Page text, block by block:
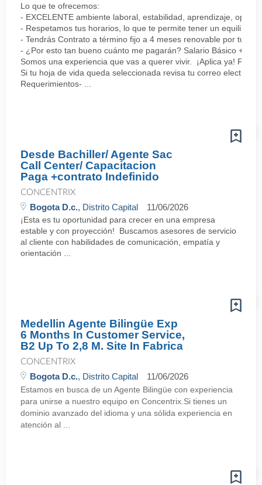
Lo que te ofrecemos:
- EXCELENTE ambiente laboral, estabilidad, aprendizaje,
- Respetamos tus horarios, lo que te permite tener un equilibrio
- Tendrás Contrato a término fijo a 4 meses renovable por tu
- ¿Por esto tan bueno cuánto me pagarán? Salario Básico +
Somos una experiencia que vas a querer vivir. ¡Aplica ya!
Si tu hoja de vida queda seleccionada revisa tu correo
Requerimientos- ...
Desde Bachiller/ Agente Sac
Call Center/ Capacitacion
Paga +contrato Indefinido
CONCENTRIX
Bogota D.c., Distrito Capital 11/06/2026
¡Esta es tu oportunidad para crecer en una empresa
estable y con proyección! Buscamos asesores de servicio
al cliente con habilidades de comunicación, empatía y
orientación ...
Medellin Agente Bilingüe Exp
6 Months In Customer Service,
B2 Up To 2,8 M. Site In Fabrica
CONCENTRIX
Bogota D.c., Distrito Capital 11/06/2026
Estamos en busca de un Agente Bilingüe con experiencia
para unirse a nuestro equipo en Concentrix.Si tienes un
dominio avanzado del idioma y una sólida experiencia en
atención al ...